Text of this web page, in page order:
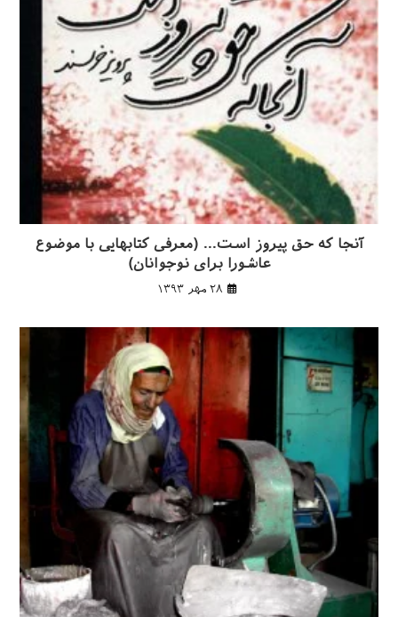
آنجا که حق پیروز است… (معرفی کتابهایی با موضوع
عاشورا برای نوجوانان)
۲۸ مهر ۱۳۹۳